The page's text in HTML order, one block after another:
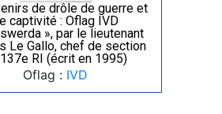
de drôle de guerre et
captivité : Oflag IVD
», par le lieutenant
Le Gallo, chef de section
RI (écrit en 1995)
Oflag : IVD